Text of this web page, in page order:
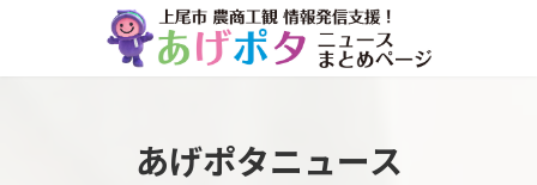
ン
ー
あげポタニュース